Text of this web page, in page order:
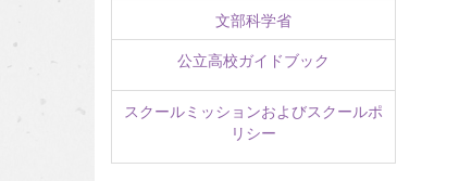
文部科学省
公立高校ガイドブック
スクールミッションおよびスクールポ
リシー